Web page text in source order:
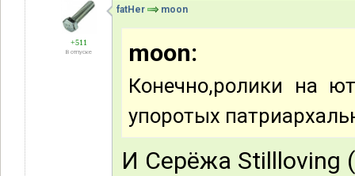
+511
В отпуске
fatHer moon
moon:
Конечно,ролики на
упоротых
И Серёжа Stillloving